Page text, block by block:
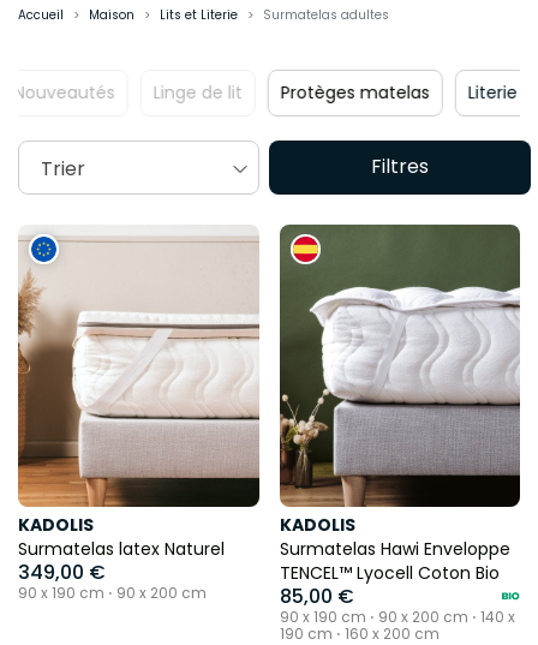
Accueil Maison Lits et Literie Surmatelas adultes
Nouveautés Linge de lit Protèges matelas
Filtres
Trier
KADOLIS
Surmatelas latex Naturel
349,00 €
90 x 190 cm ⋅ 90 x 200 cm
KADOLIS
Surmatelas Hawi Enveloppe
TENCEL™ Lyocell Coton Bio
85,00 €
90 x 190 cm ⋅ 90 x 200 cm ⋅ 140 x
190 cm ⋅ 160 x 200 cm